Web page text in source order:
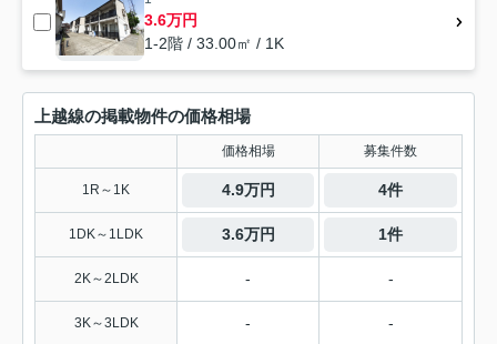
3.6万円
1-2階 / 33.00㎡ / 1K
上越線の掲載物件の価格相場
価格相場 募集件数
1R～1K 4.9万円 4件
1DK～1LDK 3.6万円 1件
2K～2LDK - -
3K～3LDK - -